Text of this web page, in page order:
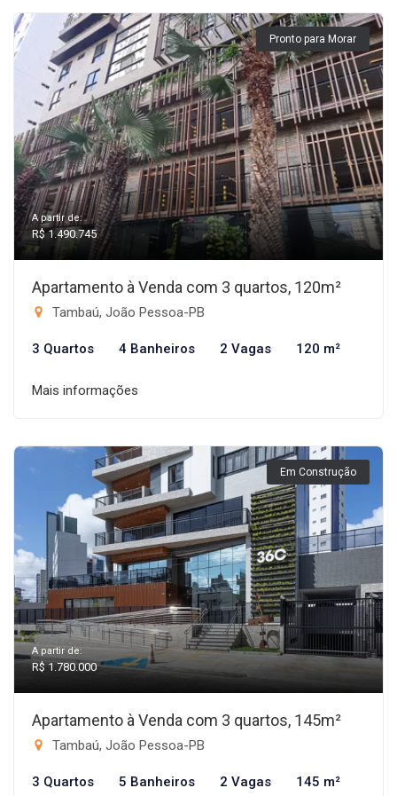
Pronto para Morar
A partir de:
R$ 1.490.745
Apartamento à Venda com 3 quartos, 120m²
Tambaú, João Pessoa-PB
3 Quartos 4 Banheiros 2 Vagas 120 m²
Mais informações
Em Construção
A partir de:
R$ 1.780.000
Apartamento à Venda com 3 quartos, 145m²
Tambaú, João Pessoa-PB
3 Quartos 5 Banheiros 2 Vagas 145 m²